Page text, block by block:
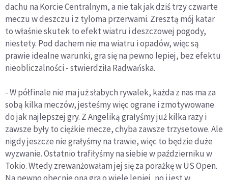
dachu na Korcie Centralnym, a nie tak jak dziś trzy czwarte
meczu w deszczu i z tyloma przerwami. Zresztą mój katar
to właśnie skutek to efekt wiatru i deszczowej pogody,
niestety. Pod dachem nie ma wiatru i opadów, więc są
prawie idealne warunki, gra się na pewno lepiej, bez efektu
nieobliczalności - stwierdziła Radwańska.
- W półfinale nie ma już słabych rywalek, każda z nas ma za
sobą kilka meczów, jesteśmy więc ograne i zmotywowane
do jak najlepszej gry. Z Angeliką grałyśmy już kilka razy i
zawsze były to ciężkie mecze, chyba zawsze trzysetowe. Ale
nigdy jeszcze nie grałyśmy na trawie, więc to będzie duże
wyzwanie. Ostatnio trafiłyśmy na siebie w październiku w
Tokio. Wtedy zrewanżowałam jej się za porażkę w US Open.